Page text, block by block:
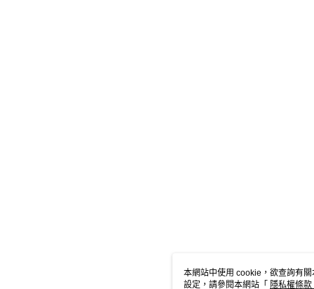
本網站中使用 cookie，欲查詢有
設定，請參閱本網站「 隱私權條款